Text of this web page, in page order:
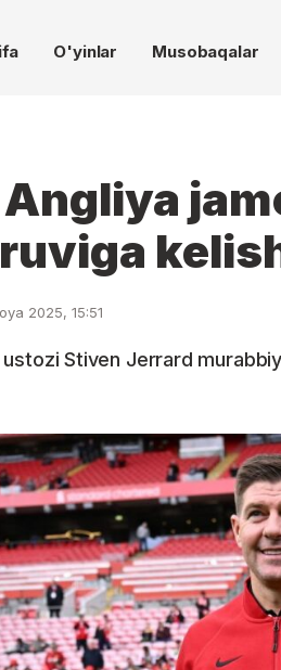
O'yinlar Musobaqalar
2025, 15:51
Stiven Jerrard